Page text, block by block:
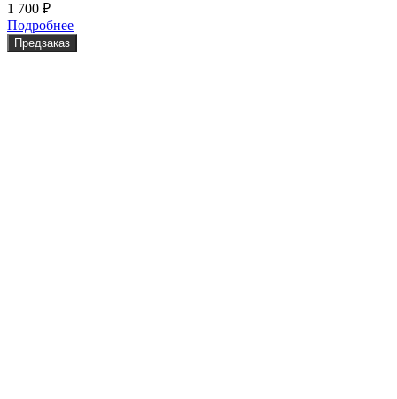
1 700 ₽
Подробнее
Предзаказ